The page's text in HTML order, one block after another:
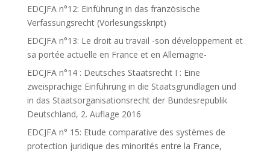
EDCJFA n°12: Einführung in das französische
Verfassungsrecht (Vorlesungsskript)
EDCJFA n°13: Le droit au travail -son développement et
sa portée actuelle en France et en Allemagne-
EDCJFA n°14 : Deutsches Staatsrecht I : Eine
zweisprachige Einführung in die Staatsgrundlagen und
in das Staatsorganisationsrecht der Bundesrepublik
Deutschland, 2. Auflage 2016
EDCJFA n° 15: Etude comparative des systèmes de
protection juridique des minorités entre la France,